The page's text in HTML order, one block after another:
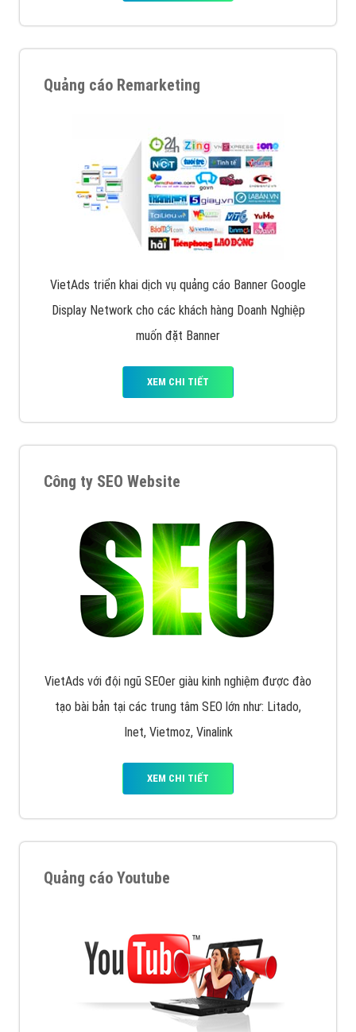
Quảng cáo Remarketing
VietAds triển khai dịch vụ quảng cáo Banner Google
Display Network cho các khách hàng Doanh Nghiệp
muốn đặt Banner
XEM CHI TIẾT
Công ty SEO Website
VietAds với đội ngũ SEOer giàu kinh nghiệm được đào
tạo bài bản tại các trung tâm SEO lớn như: Litado,
Inet, Vietmoz, Vinalink
XEM CHI TIẾT
Quảng cáo Youtube